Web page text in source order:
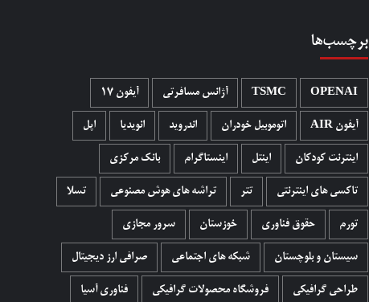
برچسب‌ها
OPENAI
TSMC آژانس مسافرتی آیفون 17
آیفون AIR اتوموبیل خودران اندروید انویدیا اپل
اینترنت کودکان اینتل اینستاگرام بانک مرکزی
تاکسی های اینترنتی تتر تراشه های هوش مصنوعی تسلا
تورم حقوق فناوری خوزستان سرور مجازی
سیستان و بلوچستان شبکه های اجتماعی صرافی ارز دیجیتال
طراحی گرافیکی فروشگاه محصولات گرافيکی فناوری آسیا